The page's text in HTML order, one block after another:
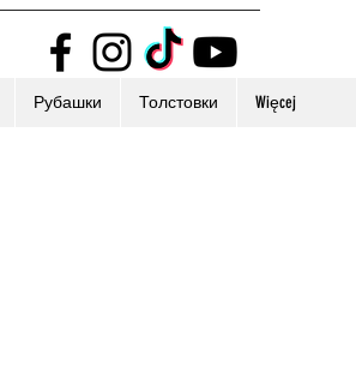
Рубашки Толстовки Więcej